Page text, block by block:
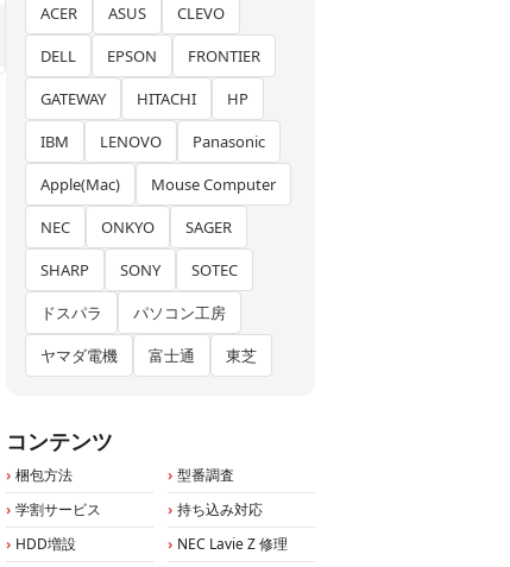
ACER ASUS
CLEVO
DELL
EPSON
FRONTIER
GATEWAY
HITACHI
HP
IBM
LENOVO
Panasonic
Apple(Mac)
Mouse Computer
NEC
ONKYO
SAGER
SHARP
SONY
SOTEC
ドスパラ
パソコン工房
ヤマダ電機
富士通 東芝
コンテンツ
梱包方法
型番調査
学割サービス
持ち込み対応
HDD増設
NEC Lavie Z 修理